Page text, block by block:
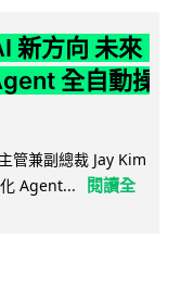
新方向 未來
全自動操
管兼副總裁 Jay Kim
Agent...
閱讀全